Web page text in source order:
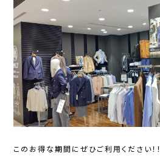
このお得な期間にぜひご利用ください！！